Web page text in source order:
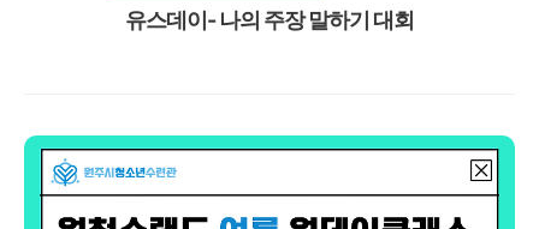
유스데이- 나의 주장 말하기 대회